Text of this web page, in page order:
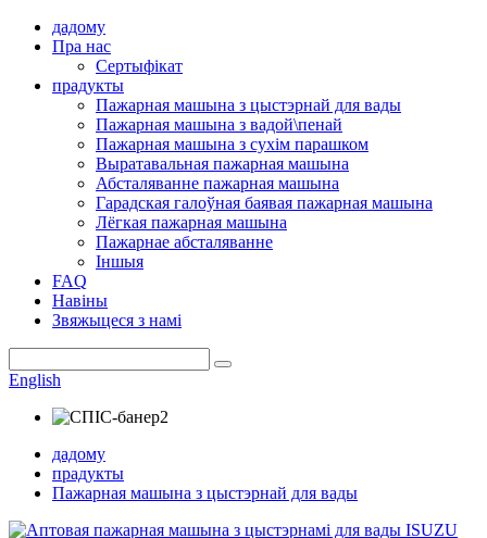
дадому
Пра нас
Сертыфікат
прадукты
Пажарная машына з цыстэрнай для вады
Пажарная машына з вадой\пенай
Пажарная машына з сухім парашком
Выратавальная пажарная машына
Абсталяванне пажарная машына
Гарадская галоўная баявая пажарная машына
Лёгкая пажарная машына
Пажарнае абсталяванне
Іншыя
FAQ
Навіны
Звяжыцеся з намі
English
дадому
прадукты
Пажарная машына з цыстэрнай для вады